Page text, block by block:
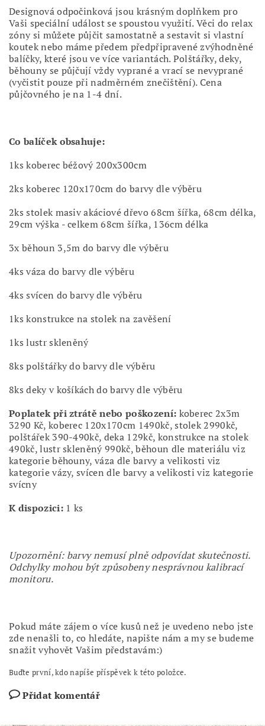
Designová odpočinková jsou krásným doplňkem pro
Vaši speciální událost se spoustou využití. Věci do relax
zóny si můžete půjčit samostatně a sestavit si vlastní
koutek nebo máme předem předpřipravené zvýhodněné
balíčky, které jsou ve více variantách. Polštářky, deky,
běhouny se půjčují vždy vyprané a vrací se nevyprané
(vyčistit pouze při nadměrném znečištění). Cena
půjčovného je na 1-4 dní.
Co balíček obsahuje:
1ks koberec béžový 200x300cm
2ks koberec 120x170cm do barvy dle výběru
2ks stolek masiv akáciové dřevo 68cm šířka, 68cm délka,
29cm výška - celkem 68cm šířka, 136cm délka
3x běhoun 3,5m do barvy dle výběru
4ks váza do barvy dle výběru
4ks svícen do barvy dle výběru
1ks konstrukce na stolek na zavěšení
1ks lustr skleněný
8ks polštářky do barvy dle výběru
8ks deky v košíkách do barvy dle výběru
Poplatek při ztrátě nebo poškození: koberec 2x3m
3290 Kč, koberec 120x170cm 1490kč, stolek 2990kč,
polštářek 390-490kč, deka 129kč, konstrukce na stolek
490kč, lustr skleněný 990kč, běhoun dle materiálu viz
kategorie běhouny, váza dle barvy a velikosti viz
kategorie vázy, svícen dle barvy a velikosti viz kategorie
svícny
K dispozici:1 ks
Upozornění: barvy nemusí plně odpovídat skutečnosti.
Odchylky mohou být způsobeny nesprávnou kalibrací
monitoru.
Pokud máte zájem o více kusů než je uvedeno nebo jste
zde nenašli to, co hledáte, napište nám a my se budeme
snažit vyhovět Vašim představám:)
Buďte první, kdo napíše příspěvek k této položce.
Přidat komentář